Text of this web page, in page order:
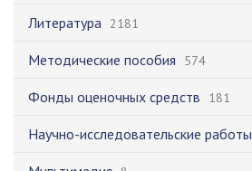
Литература 2181
Методические пособия 574
Фонды оценочных средств 181
Научно-исследовательские работы